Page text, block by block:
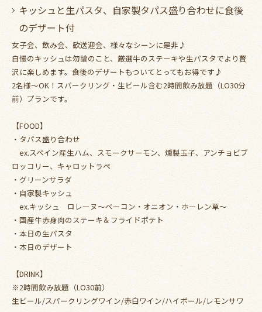
キッシュと生パスタ、自家製タパス盛り合わせに食後
のデザート付
女子会、飲み会、歓送迎会、様々なシーンに是非♪
自慢のキッシュは勿論のこと、厳選牛のステーキや生パスタでより贅
沢に楽しめます。食後のデザートもついてとってもお得です♪
2名様～OK！スパークリング・生ビール含む2時間飲み放題（LO30分
前）プランです。
【FOOD】
・タパス盛り合わせ
ex.スペイン産生ハム、スモークサーモン、燻製玉子、アンチョビブ
ロッコリー、キャロットラペ
・グリーンサラダ
・自家製キッシュ
ex.キッシュ ロレーヌ～ベーコン・オニオン・ホーレン草～
・国産牛赤身肉のステーキ＆フライドポテト
・本日の生パスタ
・本日のデザート
【DRINK】
※2時間飲み放題（LO30前）
生ビール/スパークリングワイン/赤白ワイン/ハイボール/レモンサワ